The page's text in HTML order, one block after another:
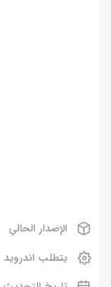
الإصدار الحالي
يتطلب اندرويد